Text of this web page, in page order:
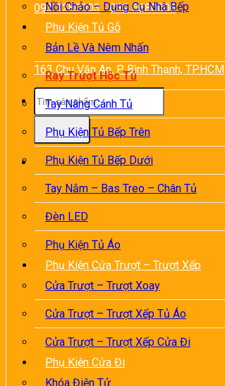
093 3280003-089 6680006
163 Chu Văn An, P. Bình Thạnh, TP.HCM
Tìm
kiếm:
Nồi Chảo – Dụng Cụ Nhà Bếp
Phụ Kiện Tủ Gỗ
Bản Lề Và Nêm Nhấn
Ray Trượt Hộc Tủ
Tay Nâng Cánh Tủ
Phụ Kiện Tủ Bếp Trên
Phụ Kiện Tủ Bếp Dưới
Tay Nắm – Bas Treo – Chân Tủ
Đèn LED
Phụ Kiện Tủ Áo
Phụ Kiện Cửa Trượt – Trượt Xếp
Cửa Trượt – Trượt Xoay
Cửa Trượt – Trượt Xếp Tủ Áo
Cửa Trượt – Trượt Xếp Cửa Đi
Phụ Kiện Cửa Đi
Khóa Điện Tử